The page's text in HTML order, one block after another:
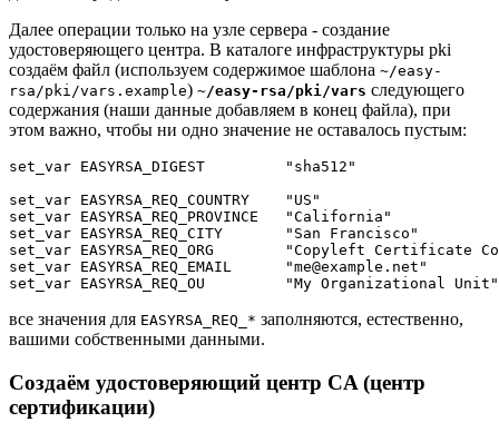
Далее операции только на узле сервера - создание
удостоверяющего центра. В каталоге инфраструктуры pki
создаём файл (используем содержимое шаблона ~/easy-
rsa/pki/vars.example) ~/easy-rsa/pki/vars следующего
содержания (наши данные добавляем в конец файла), при
этом важно, чтобы ни одно значение не оставалось пустым:
set_var EASYRSA_DIGEST         "sha512"
set_var EASYRSA_REQ_COUNTRY    "US"
set_var EASYRSA_REQ_PROVINCE   "California"
set_var EASYRSA_REQ_CITY       "San Francisco"
set_var EASYRSA_REQ_ORG        "Copyleft Certificate
set_var EASYRSA_REQ_EMAIL      "me@example.net"
все значения для EASYRSA_REQ_* заполняются, естественно,
вашими собственными данными.
Создаём удостоверяющий центр CA (центр
сертификации)